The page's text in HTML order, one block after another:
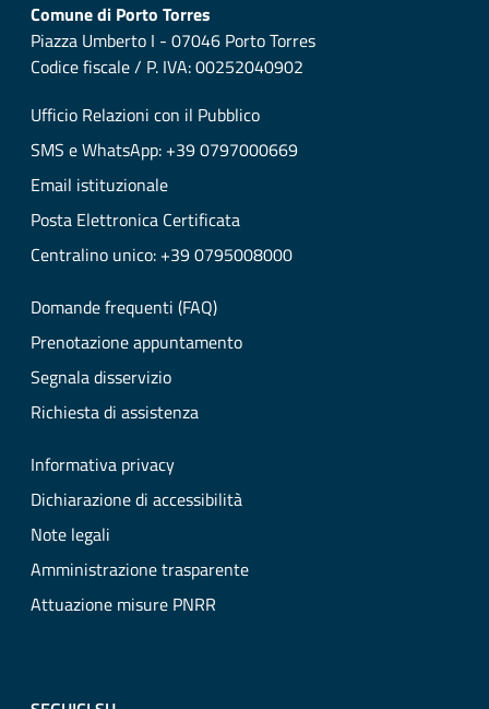
Comune di Porto Torres
Piazza Umberto I - 07046 Porto Torres
Codice fiscale / P. IVA: 00252040902
Ufficio Relazioni con il Pubblico
SMS e WhatsApp: +39 0797000669
Email istituzionale
Posta Elettronica Certificata
Centralino unico: +39 0795008000
Domande frequenti (FAQ)
Prenotazione appuntamento
Segnala disservizio
Richiesta di assistenza
Informativa privacy
Dichiarazione di accessibilità
Note legali
Amministrazione trasparente
Attuazione misure PNRR